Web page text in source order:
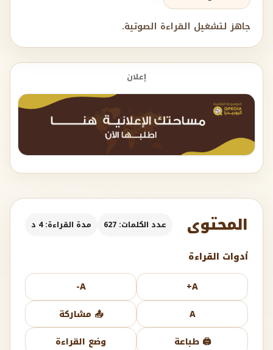
جاهز لتشغيل القراءة الصوتية.
إعلان
المحتوى عدد الكلمات: 627 مدة القراءة: 4 د
أدوات القراءة
A+
A-
A
📤 مشاركة
🖨️ طباعة
وضع القراءة